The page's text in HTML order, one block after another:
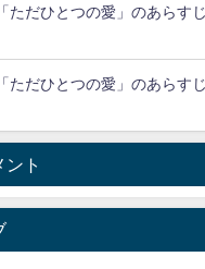
ただひとつの愛」のあらすじ
ただひとつの愛」のあらすじ
ント